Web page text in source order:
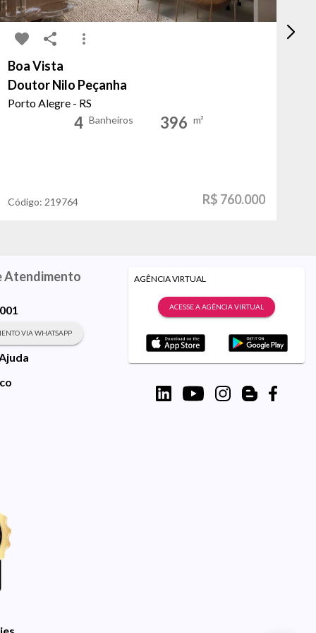
Boa Vista
Doutor Nilo Peçanha
Porto Alegre - RS
4 Banheiros 396 m²
Código: 219764 R$ 760.000
Atendimento
VIA WHATSAPP
AGÊNCIA VIRTUAL
ACESSE A AGÊNCIA VIRTUAL